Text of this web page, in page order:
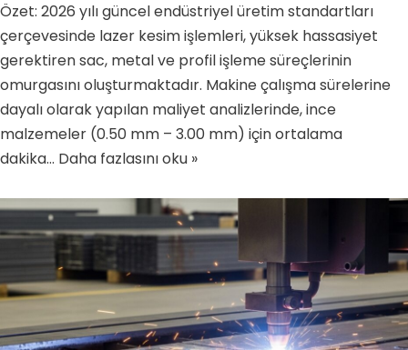
Özet: 2026 yılı güncel endüstriyel üretim standartları
çerçevesinde lazer kesim işlemleri, yüksek hassasiyet
gerektiren sac, metal ve profil işleme süreçlerinin
omurgasını oluşturmaktadır. Makine çalışma sürelerine
dayalı olarak yapılan maliyet analizlerinde, ince
malzemeler (0.50 mm – 3.00 mm) için ortalama
dakika… Daha fazlasını oku »